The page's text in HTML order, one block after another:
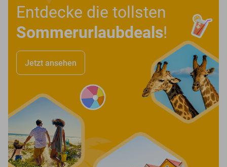
Entdecke die tollsten
Sommerurlaubdeals!
Jetzt ansehen